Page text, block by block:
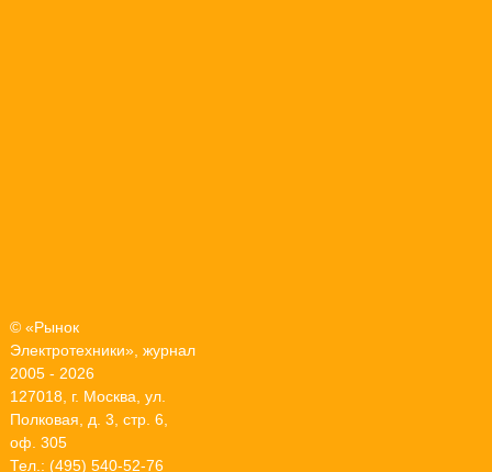
© «Рынок
Электротехники», журнал
2005 - 2026
127018, г. Москва, ул.
Полковая, д. 3, стр. 6,
оф. 305
Тел.: (495) 540-52-76